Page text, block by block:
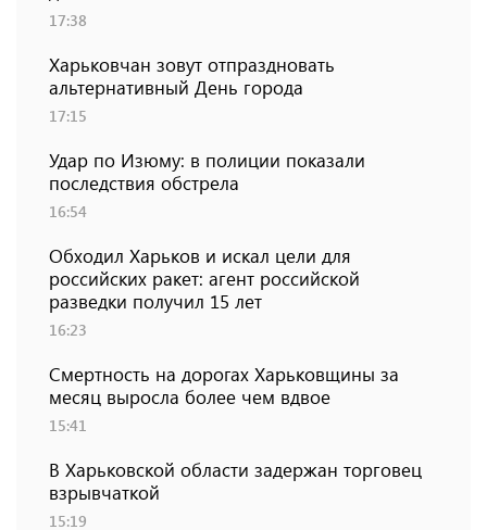
17:38
Харьковчан зовут отпраздновать
альтернативный День города
17:15
Удар по Изюму: в полиции показали
последствия обстрела
16:54
Обходил Харьков и искал цели для
российских ракет: агент российской
разведки получил 15 лет
16:23
Смертность на дорогах Харьковщины за
месяц выросла более чем вдвое
15:41
В Харьковской области задержан торговец
взрывчаткой
15:19